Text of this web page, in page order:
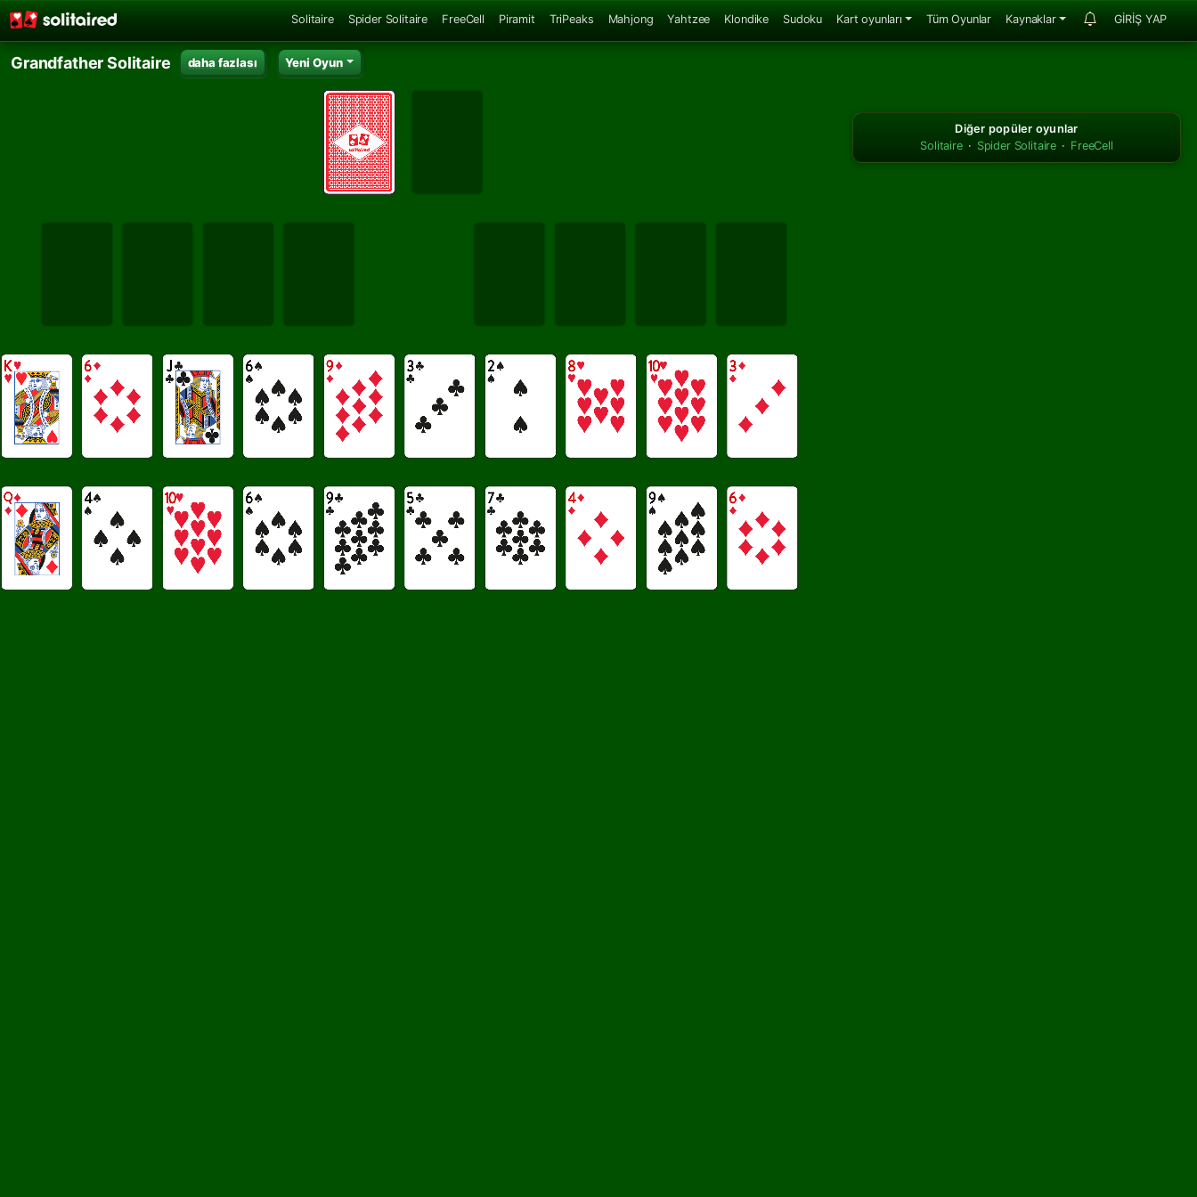
Solitaire Spider Solitaire FreeCell Piramit TriPeaks Mahjong Yahtzee Klondike Sudoku Kart oyunları Tüm Oyunlar Kaynaklar GİRİŞ YAP
Grandfather Solitaire daha fazlası Yeni Oyun
Diğer popüler oyunlar
Solitaire · Spider Solitaire · FreeCell